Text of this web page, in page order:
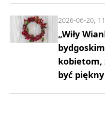
„Wiły
kobietom,
być piękny
2026-06-20,